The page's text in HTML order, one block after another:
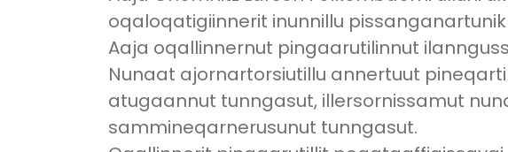
oqaloqatigiinnerit inunnillu
Aaja oqallinnernut pingaarutilinnut
Nunaat ajornartorsiutillu annertuut
atugaannut tunngasut, illersornissamut
sammineqarnerusunut tunngasut.